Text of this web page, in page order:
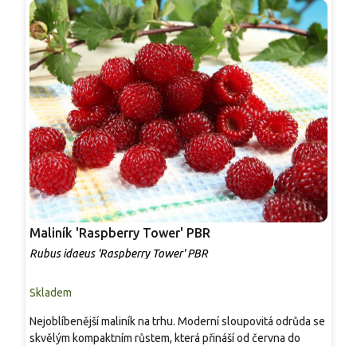
Maliník 'Raspberry Tower' PBR
Rubus idaeus 'Raspberry Tower' PBR
Skladem
Nejoblíbenější maliník na trhu. Moderní sloupovitá odrůda se
skvělým kompaktním růstem, která přináší od června do